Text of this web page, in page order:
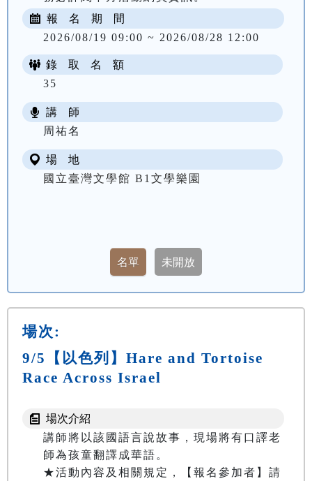
報 名 期 間
2026/08/19 09:00 ~ 2026/08/28 12:00
錄 取 名 額
35
講 師
周祐名
場 地
國立臺灣文學館 B1文學樂園
場次:
9/5【以色列】Hare and Tortoise
Race Across Israel
場次介紹
講師將以該國語言說故事，現場將有口譯老
師為孩童翻譯成華語。
★活動內容及相關規定，【報名參加者】請